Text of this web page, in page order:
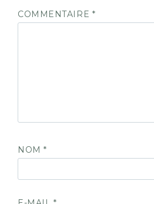
COMMENTAIRE *
NOM*